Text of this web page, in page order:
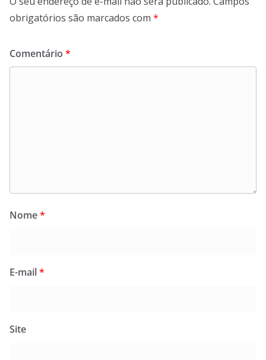
obrigatórios são marcados com *
Comentário *
Nome*
E-mail*
Site